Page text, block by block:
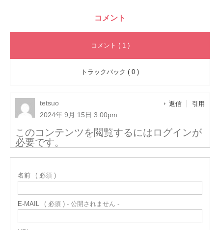
コメント
コメント ( 1 )
トラックバック ( 0 )
tetsuo
2024年 9月 15日 3:00pm
返信 引用
このコンテンツを閲覧するにはログインが
必要です。
名前 ( 必須 )
E-MAIL ( 必須 ) - 公開されません -